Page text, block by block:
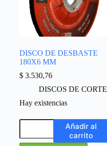
DISCO DE DESBASTE
180X6 MM
$ 3.530,76
DISCOS DE CORTE
Hay existencias
Añadir al
carrito